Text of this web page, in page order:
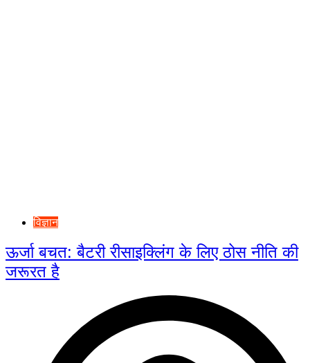
विज्ञान
ऊर्जा बचत: बैटरी रीसाइक्लिंग के लिए ठोस नीति की
जरूरत है